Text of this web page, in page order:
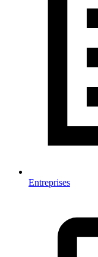
Entreprises